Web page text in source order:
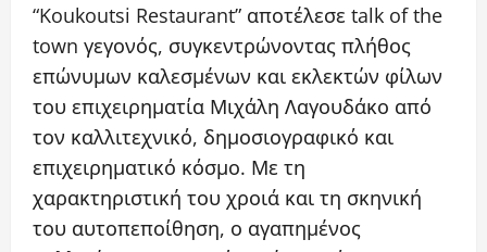
“Koukoutsi Restaurant” αποτέλεσε talk of the
town γεγονός, συγκεντρώνοντας πλήθος
επώνυμων καλεσμένων και εκλεκτών φίλων
του επιχειρηματία Μιχάλη Λαγουδάκο από
τον καλλιτεχνικό, δημοσιογραφικό και
επιχειρηματικό κόσμο. Με τη
χαρακτηριστική του χροιά και τη σκηνική
του αυτοπεποίθηση, ο αγαπημένος